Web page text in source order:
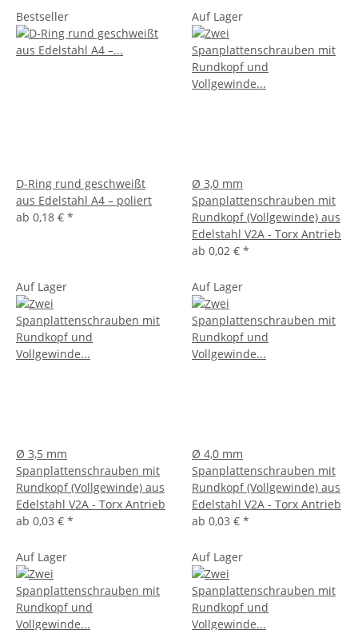
Bestseller
D-Ring rund geschweißt
aus Edelstahl A4 – poliert
ab 0,18 € *
Auf Lager
Ø 3,0 mm
Spanplattenschrauben mit
Rundkopf (Vollgewinde) aus
Edelstahl V2A - Torx Antrieb
ab 0,02 € *
Auf Lager
Ø 3,5 mm
Spanplattenschrauben mit
Rundkopf (Vollgewinde) aus
Edelstahl V2A - Torx Antrieb
ab 0,03 € *
Auf Lager
Ø 4,0 mm
Spanplattenschrauben mit
Rundkopf (Vollgewinde) aus
Edelstahl V2A - Torx Antrieb
ab 0,03 € *
Auf Lager Auf Lager